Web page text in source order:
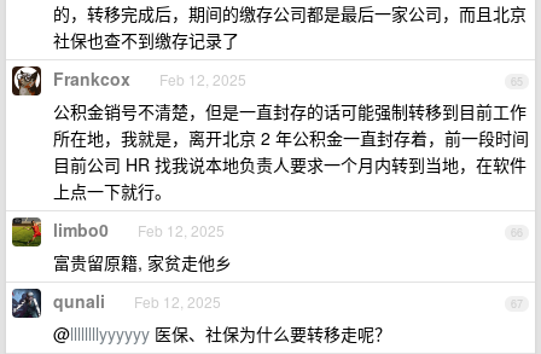
的，转移完成后，期间的缴存公司都是最后一家公司，而且北京
社保也查不到缴存记录了
65
Frankcox Feb 12, 2025
公积金销号不清楚，但是一直封存的话可能强制转移到目前工作
所在地，我就是，离开北京 2 年公积金一直封存着，前一段时间
目前公司 HR 找我说本地负责人要求一个月内转到当地，在软件
上点一下就行。
66
limbo0 Feb 12, 2025
富贵留原籍, 家贫走他乡
67
qunali Feb 12, 2025
@llllllllyyyyyy 医保、社保为什么要转移走呢？